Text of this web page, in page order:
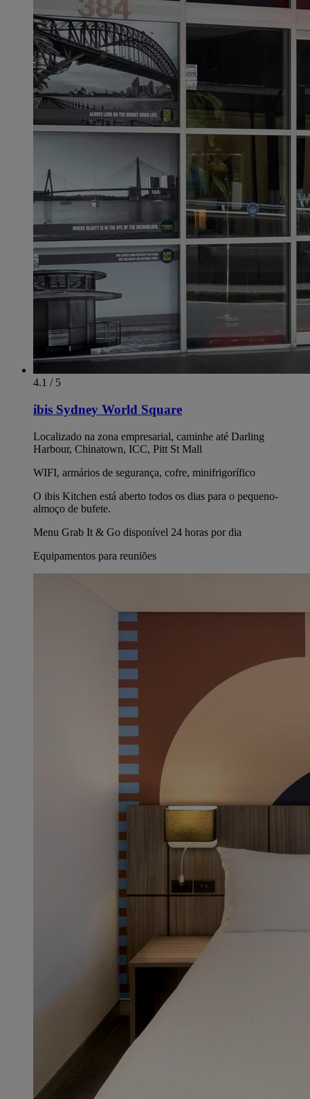
4.1 / 5
ibis Sydney World Square
Localizado na zona empresarial, caminhe até Darling
Harbour, Chinatown, ICC, Pitt St Mall
WIFI, armários de segurança, cofre, minifrigorífico
O ibis Kitchen está aberto todos os dias para o pequeno-
almoço de bufete.
Menu Grab It & Go disponível 24 horas por dia
Equipamentos para reuniões